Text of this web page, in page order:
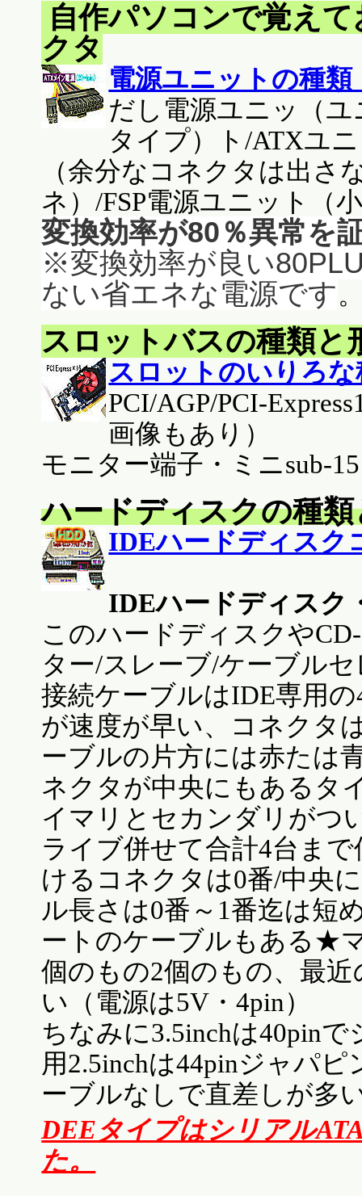
自作パソコンで覚え
クタ
電源ユニットの種
だし電源ユニッ（
タイプ）ト/ATXユ
（余分なコネクタは出さ
ネ）/FSP電源ユニット（
変換効率が80％異常を
※変換効率が良い
ない省エネな電源です
スロットバスの種類と
スロットのいりろ
PCI/AGP/PCI-
画像もあり）
モニター端子・ミニsub-
ハードディスクの種類
IDEハードディスク
IDEハードディスク
このハードディスクや
ター/スレーブ/ケーブル
接続ケーブルはIDE専用
が速度が早い、コネクタ
ーブルの片方には赤たは
ネクタが中央にもあるタ
イマリとセカンダリがつ
ライブ併せて合計4台ま
けるコネクタは0番/中央
ル長さは0番～1番迄は短
ートのケーブルもある★
個のもの2個のもの、最
い（電源は5V・4pin）
ちなみに3.5inchは40pin
用2.5inchは44pinジャパ
ーブルなしで直差しが多
DEEタイプはシリアル
た。